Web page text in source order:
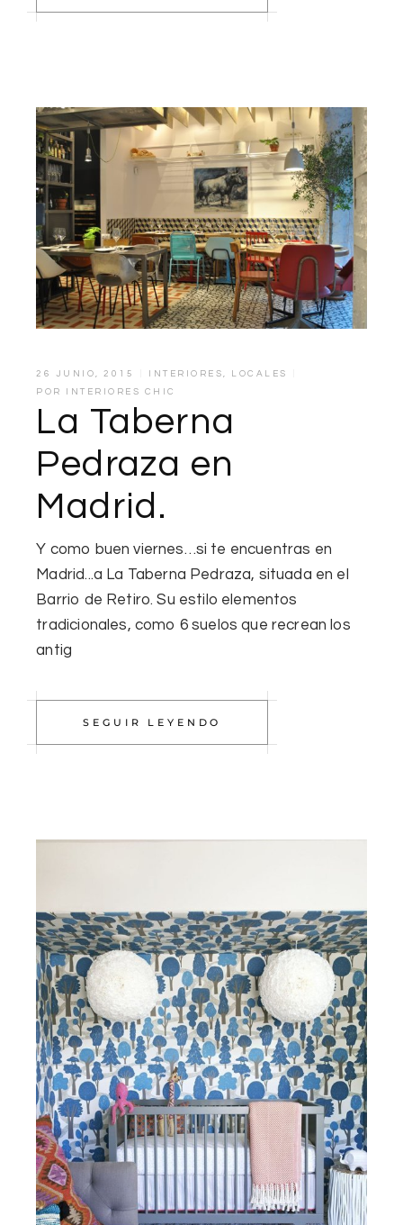
26 JUNIO, 2015 INTERIORES
LOCALES
POR
INTERIORES CHIC
La Taberna
Pedraza en
Madrid.
Y como buen viernes…si te encuentras en
Madrid...a La Taberna Pedraza, situada en el
Barrio de Retiro. Su estilo elementos
tradicionales, como 6 suelos que recrean los
antig
SEGUIR LEYENDO